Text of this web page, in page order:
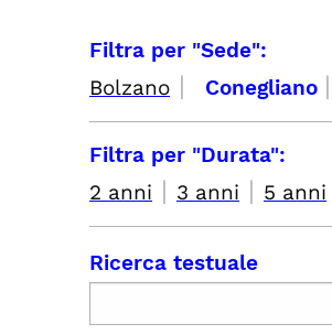
Filtra per "Sede":
Bolzano | Conegliano |
Filtra per "Durata":
2 anni | 3 anni | 5 anni
Ricerca testuale